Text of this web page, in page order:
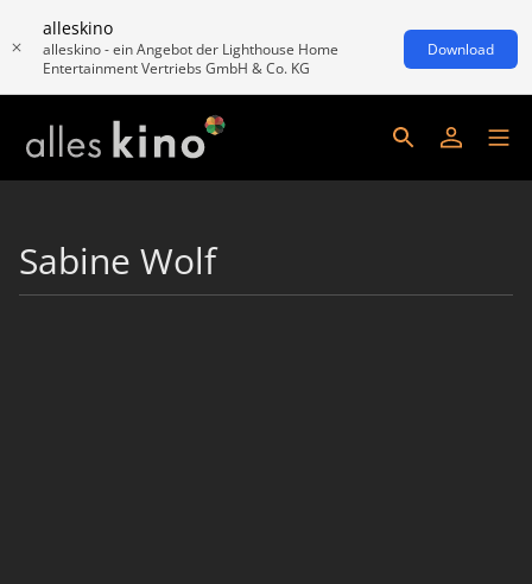
alleskino
alleskino - ein Angebot der Lighthouse Home
Entertainment Vertriebs GmbH & Co. KG
Download
Sabine Wolf